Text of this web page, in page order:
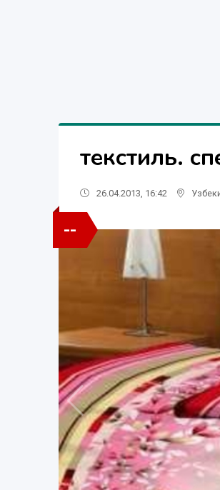
текстиль.
26.04.2013, 16:42
--